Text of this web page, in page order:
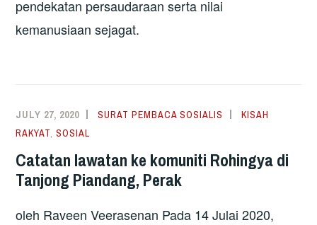
pendekatan persaudaraan serta nilai
kemanusiaan sejagat.
JULY 27, 2020 SURAT PEMBACA SOSIALIS
KISAH
RAKYAT,SOSIAL
Catatan lawatan ke komuniti Rohingya di
Tanjong Piandang, Perak
oleh Raveen Veerasenan Pada 14 Julai 2020,